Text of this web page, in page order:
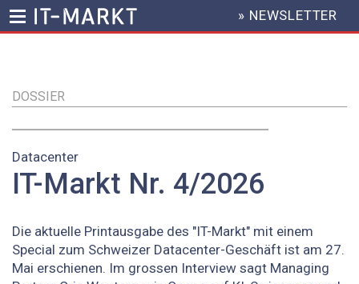
Inhalt
HEADER
MENU
» NEWSLETTER
DOSSIER
Datacenter
IT-Markt Nr. 4/2026
Die aktuelle Printausgabe des "IT-Markt" mit einem
Special zum Schweizer Datacenter-Geschäft ist am 27.
Mai erschienen. Im grossen Interview sagt Managing